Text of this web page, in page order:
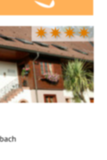
✷✷✷✷